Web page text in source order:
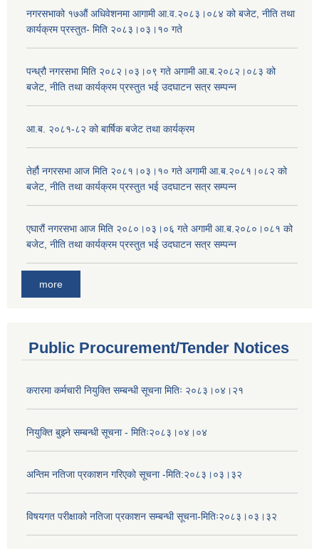
नगरसभाको १७औं अधिवेशनमा आगामी आ.व.२०८३।०८४ को बजेट, नीति तथा
कार्यक्रम प्रस्तुत- मिति २०८३।०३।१० गते
पन्ध्रौ नगरसभा मिति २०८२।०३।०९ गते अगामी आ.ब.२०८२।०८३ को
बजेट, नीति तथा कार्यक्रम प्रस्तुत भई उदघाटन सत्र सम्पन्न
आ.ब. २०८१-८२ को बार्षिक बजेट तथा कार्यक्रम
तेर्हौ नगरसभा आज मिति २०८१।०३।१० गते अगामी आ.ब.२०८१।०८२ को
बजेट, नीति तथा कार्यक्रम प्रस्तुत भई उदघाटन सत्र सम्पन्न
एघारौं नगरसभा आज मिति २०८०।०३।०६ गते अगामी आ.ब.२०८०।०८१ को
बजेट, नीति तथा कार्यक्रम प्रस्तुत भई उदघाटन सत्र सम्पन्न
more
Public Procurement/Tender Notices
करारमा कर्मचारी नियुक्ति सम्बन्धी सूचना मितिः २०८३।०४।२१
नियुक्ति बुझ्ने सम्बन्धी सूचना - मितिः२०८३।०४।०४
अन्तिम नतिजा प्रकाशन गरिएको सूचना -मिति:२०८३।०३।३२
विषयगत परीक्षाको नतिजा प्रकाशन सम्बन्धी सूचना-मितिः२०८३।०३।३२